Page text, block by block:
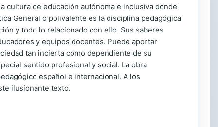
cultura de educación autónoma e inclusiva donde
General o polivalente es la disciplina pedagógica
y todo lo relacionado con ello. Sus saberes
y equipos docentes. Puede aportar
tan incierta como dependiente de su
sentido profesional y social. La obra
español e internacional. A los
ilusionante texto.